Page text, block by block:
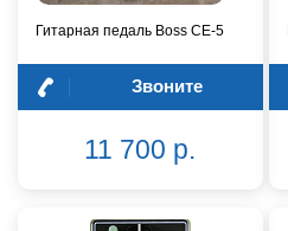
Гитарная педаль Boss CE-5
Звоните
11 700 р.